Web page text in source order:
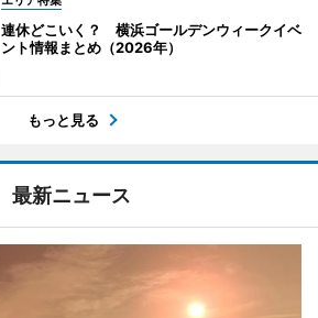
連休どこいく？ 横浜ゴールデンウィークイベ
ント情報まとめ（2026年）
もっと見る
最新ニュース